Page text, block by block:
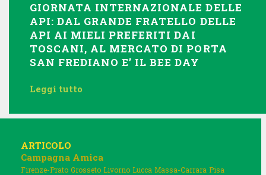
GIORNATA INTERNAZIONALE DELLE
API: DAL GRANDE FRATELLO DELLE
API AI MIELI PREFERITI DAI
TOSCANI, AL MERCATO DI PORTA
SAN FREDIANO E’ IL BEE DAY
Leggi tutto
ARTICOLO
Campagna Amica
Firenze-Prato Grosseto Livorno Lucca Massa-Carrara Pisa